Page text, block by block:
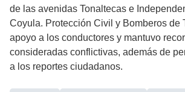
de las avenidas Tonaltecas e
Coyula. Protección Civil y Bomberos de
apoyo a los conductores y mantuvo
consideradas conflictivas, además de
a los reportes ciudadanos.